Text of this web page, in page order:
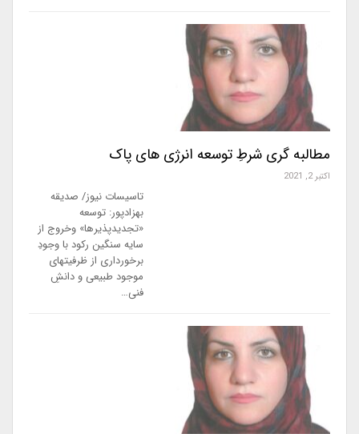
مطالبه گری شرطِ توسعه انرژی های پاک
اکتبر 2, 2021
تاسیسات نیوز/ صدیقه
بهزادپور: توسعه
«تجدیدپذیرها» وخروج از
سایه سنگین رکود با وجودِ
برخورداری از ظرفیتهای
موجود طبیعی و دانشِ
فنی…